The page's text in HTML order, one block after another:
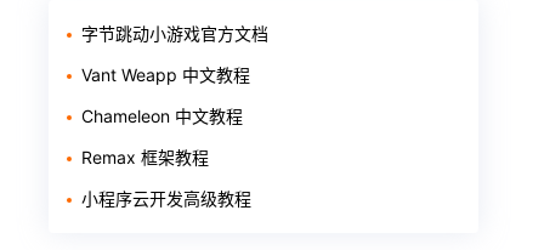
字节跳动小游戏官方文档
Vant Weapp 中文教程
Chameleon 中文教程
Remax 框架教程
小程序云开发高级教程